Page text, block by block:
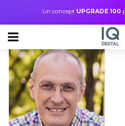
Un concept UPGRADE 100